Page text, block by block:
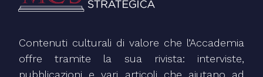
Contenuti culturali di valore che l’Accademia
offre tramite la sua rivista: interviste,